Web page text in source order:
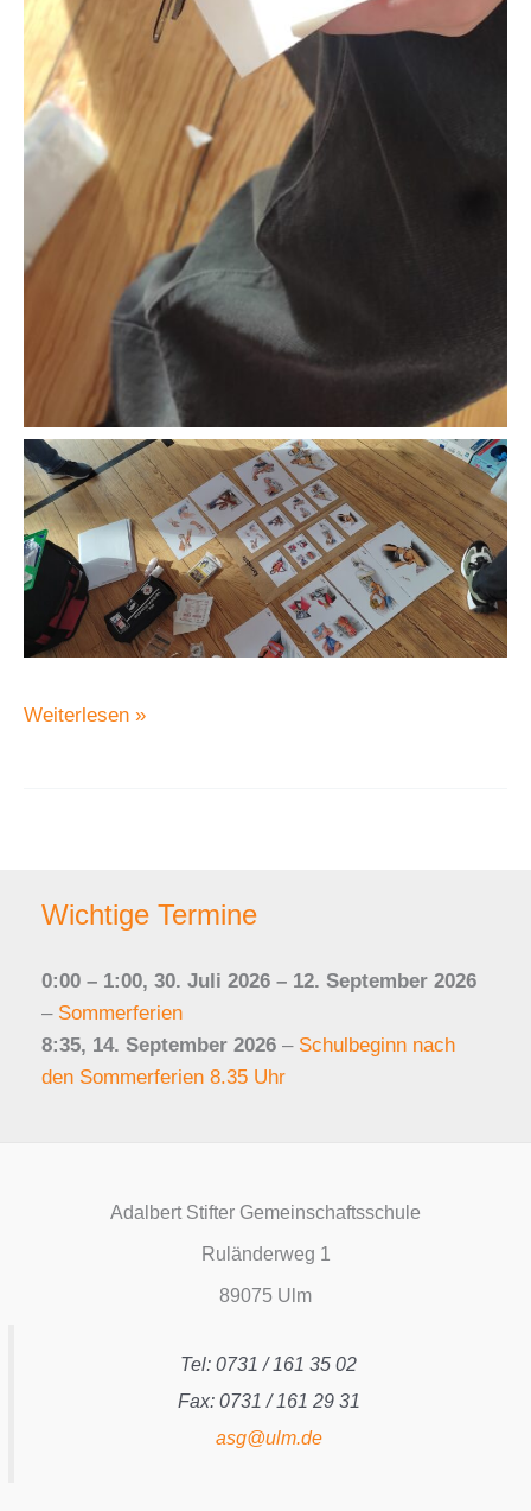
Startschuss
Weiterlesen »
Wichtige Termine
0:00 – 1:00, 30. Juli 2026 – 12. September 2026
– Sommerferien
8:35, 14. September 2026 – Schulbeginn nach
den Sommerferien 8.35 Uhr
Adalbert Stifter Gemeinschaftsschule
Ruländerweg 1
89075 Ulm
Tel: 0731 / 161 35 02
Fax: 0731 / 161 29 31
asg@ulm.de